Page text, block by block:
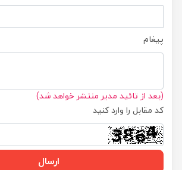
پیغام
(بعد از تائید مدیر منتشر خواهد شد)
کد مقابل را وارد کنید
ارسال